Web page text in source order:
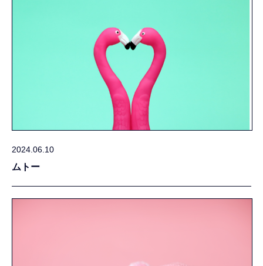
2024.06.10
ムトー